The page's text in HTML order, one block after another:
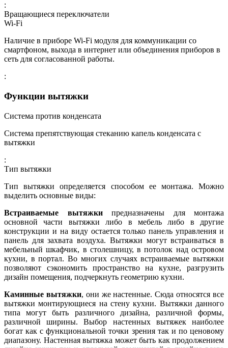
:
Вращающиеся переключатели
Wi-Fi
Наличие в приборе Wi-Fi модуля для коммуникации со
смартфоном, выхода в интернет или объединения приборов в
сеть для согласованной работы.
:
Функции вытяжки
Система против конденсата
Система препятствующая стеканию капель конденсата с
вытяжки
:
Тип вытяжки
Тип вытяжки определяется способом ее монтажа. Можно
выделить основные виды:
Встраиваемые вытяжкипредназначены для монтажа
основной части вытяжки либо в мебель либо в другие
конструкции и на виду остается только панель управления и
панель для захвата воздуха. Вытяжки могут встраиваться в
мебельный шкафчик, в столешницу, в потолок над островом
кухни, в портал. Во многих случаях встраиваемые вытяжки
позволяют сэкономить пространство на кухне, разгрузить
дизайн помещения, подчеркнуть геометрию кухни.
Каминные вытяжки, они же настенные. Сюда относятся все
вытяжки монтирующиеся на стену кухни. Вытяжки данного
типа могут быть различного дизайна, различной формы,
различной ширины. Выбор настенных вытяжек наиболее
богат как с функциональной точки зрения так и по ценовому
диапазону. Настенная вытяжка может быть как продолжением